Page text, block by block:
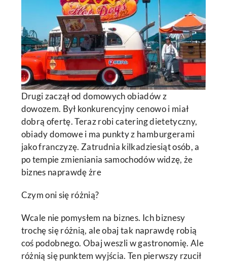
Drugi zaczął od domowych obiadów z
dowozem. Był konkurencyjny cenowo i miał
dobrą ofertę. Teraz robi catering dietetyczny,
obiady domowe i ma punkty z hamburgerami
jako franczyzę. Zatrudnia kilkadziesiąt osób, a
po tempie zmieniania samochodów widzę, że
biznes naprawdę żre
Czym oni się różnią?
Wcale nie pomysłem na biznes. Ich biznesy
trochę się różnią, ale obaj tak naprawdę robią
coś podobnego. Obaj weszli w gastronomię. Ale
różnią się punktem wyjścia. Ten pierwszy rzucił